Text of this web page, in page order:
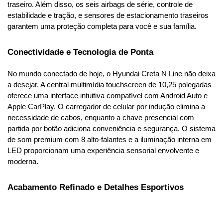
traseiro. Além disso, os seis airbags de série, controle de
estabilidade e tração, e sensores de estacionamento traseiros
garantem uma proteção completa para você e sua família.
Conectividade e Tecnologia de Ponta
No mundo conectado de hoje, o Hyundai Creta N Line não deixa
a desejar. A central multimídia touchscreen de 10,25 polegadas
oferece uma interface intuitiva compatível com Android Auto e
Apple CarPlay. O carregador de celular por indução elimina a
necessidade de cabos, enquanto a chave presencial com
partida por botão adiciona conveniência e segurança. O sistema
de som premium com 8 alto-falantes e a iluminação interna em
LED proporcionam uma experiência sensorial envolvente e
moderna.
Acabamento Refinado e Detalhes Esportivos